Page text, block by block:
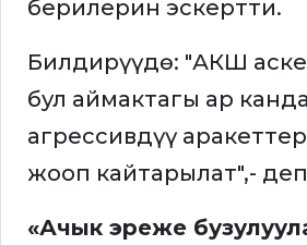
берилерин эскертти.
Билдирүүдө: "АКШ
бул аймактагы ар
агрессивдүү
жооп кайтарылат",-
«Ачык эреже